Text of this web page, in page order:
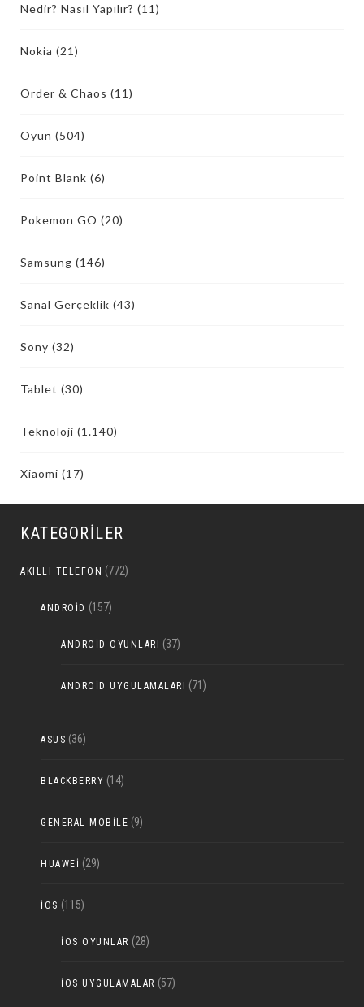
Nedir? Nasıl Yapılır? (11)
Nokia (21)
Order & Chaos (11)
Oyun (504)
Point Blank (6)
Pokemon GO (20)
Samsung (146)
Sanal Gerçeklik (43)
Sony (32)
Tablet (30)
Teknoloji (1.140)
Xiaomi (17)
KATEGORILER
AKILLI TELEFON (772)
ANDROID (157)
ANDROID OYUNLARI (37)
ANDROID UYGULAMALARI (71)
ASUS (36)
BLACKBERRY (14)
GENERAL MOBILE (9)
HUAWEI (29)
IOS (115)
IOS OYUNLAR (28)
IOS UYGULAMALAR (57)